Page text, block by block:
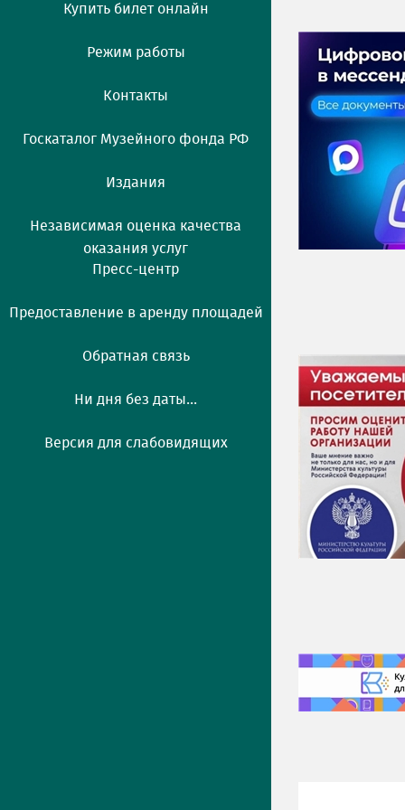
Купить билет онлайн
Режим работы
Контакты
Госкаталог Музейного фонда РФ
Издания
Независимая оценка качества
оказания услуг
Пресс-центр
Предоставление в аренду площадей
Обратная связь
Ни дня без даты...
Версия для слабовидящих